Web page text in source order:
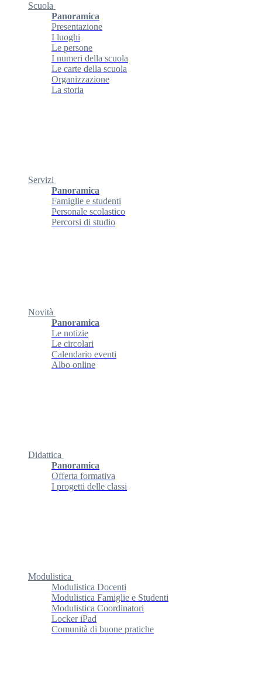
Scuola
Panoramica
Presentazione
I luoghi
Le persone
I numeri della scuola
Le carte della scuola
Organizzazione
La storia
Servizi
Panoramica
Famiglie e studenti
Personale scolastico
Percorsi di studio
Novità
Panoramica
Le notizie
Le circolari
Calendario eventi
Albo online
Didattica
Panoramica
Offerta formativa
I progetti delle classi
Modulistica
Modulistica Docenti
Modulistica Famiglie e Studenti
Modulistica Coordinatori
Locker iPad
Comunità di buone pratiche